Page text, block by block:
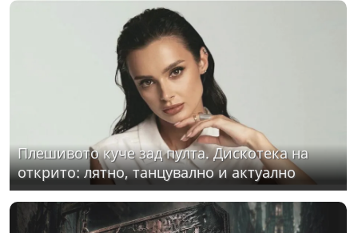
Плешивото куче зад пулта. Дискотека на
открито: лятно, танцувално и актуално